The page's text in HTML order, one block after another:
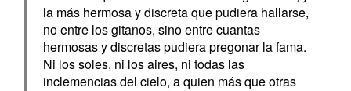
la más hermosa y discreta que pudiera hallarse,
no entre los gitanos, sino entre cuantas
hermosas y discretas pudiera pregonar la fama.
Ni los soles, ni los aires, ni todas las
inclemencias del cielo, a quien más que otras